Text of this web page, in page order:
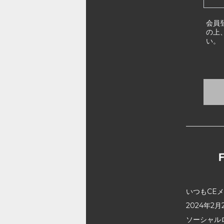
会員
の上
い。
いつもCE
2024年2月
ソーシャ